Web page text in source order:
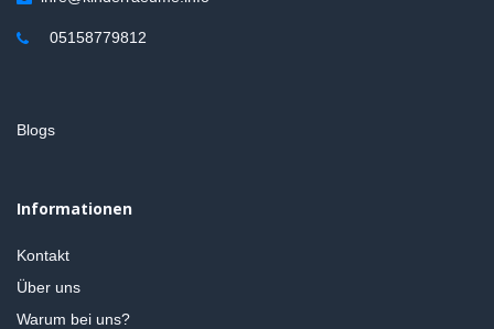
05158779812
Blogs
Informationen
Kontakt
Über uns
Warum bei uns?